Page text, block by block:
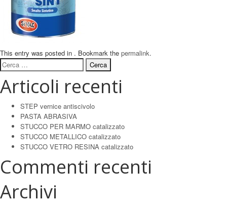
This entry was posted in . Bookmark the permalink.
Ricerca
per:
Articoli recenti
STEP vernice antiscivolo
PASTA ABRASIVA
STUCCO PER MARMO catalizzato
STUCCO METALLICO catalizzato
STUCCO VETRO RESINA catalizzato
Commenti recenti
Archivi